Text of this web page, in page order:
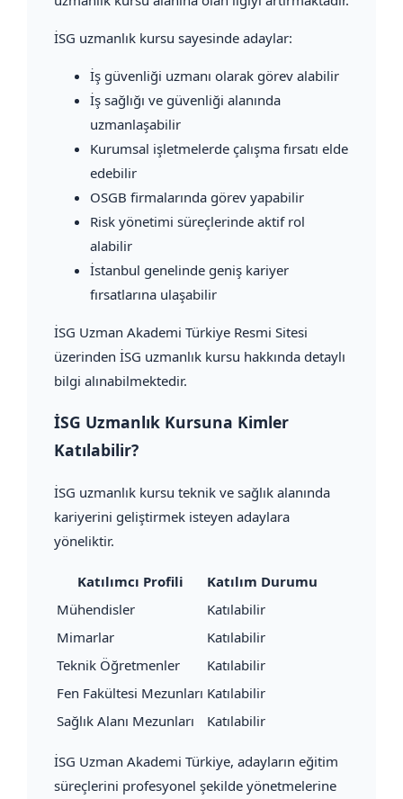
İSG uzmanlık kursu sayesinde adaylar:
İş güvenliği uzmanı olarak görev alabilir
İş sağlığı ve güvenliği alanında
uzmanlaşabilir
Kurumsal işletmelerde çalışma fırsatı elde
edebilir
OSGB firmalarında görev yapabilir
Risk yönetimi süreçlerinde aktif rol
alabilir
İstanbul genelinde geniş kariyer
fırsatlarına ulaşabilir
İSG Uzman Akademi Türkiye Resmi Sitesi
üzerinden İSG uzmanlık kursu hakkında detaylı
bilgi alınabilmektedir.
İSG Uzmanlık Kursuna Kimler
Katılabilir?
İSG uzmanlık kursu teknik ve sağlık alanında
kariyerini geliştirmek isteyen adaylara
yöneliktir.
Katılımcı Profili
Katılım Durumu
Mühendisler
Katılabilir
Mimarlar
Katılabilir
Teknik Öğretmenler
Katılabilir
Fen Fakültesi Mezunları Katılabilir
Sağlık Alanı Mezunları
Katılabilir
İSG Uzman Akademi Türkiye, adayların eğitim
süreçlerini profesyonel şekilde yönetmelerine